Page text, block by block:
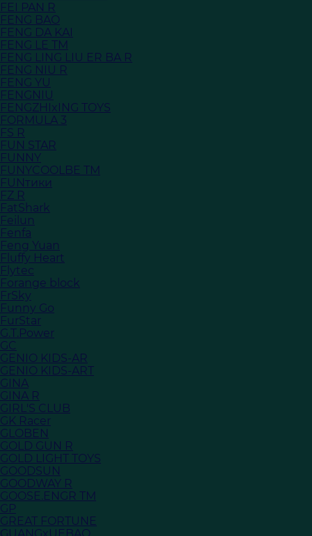
FEI PAN R
FENG BAO
FENG DA KAI
FENG LE TM
FENG LING LIU ER BA R
FENG NIU R
FENG YU
FENGNIU
FENGZHIxING TOYS
FORMULA 3
FS R
FUN STAR
FUNNY
FUNYCOOLBE TM
FUNтики
FZ R
FatShark
Feilun
Fenfa
Feng Yuan
Fluffy Heart
Flytec
Forange block
FrSky
Funny Go
FurStar
G.T.Power
GC
GENIO KIDS-AR
GENIO KIDS-ART
GINA
GINA R
GIRL'S CLUB
GK Racer
GLOBEN
GOLD GUN R
GOLD LIGHT TOYS
GOODSUN
GOODWAY R
GOOSE.ENGR TM
GP
GREAT FORTUNE